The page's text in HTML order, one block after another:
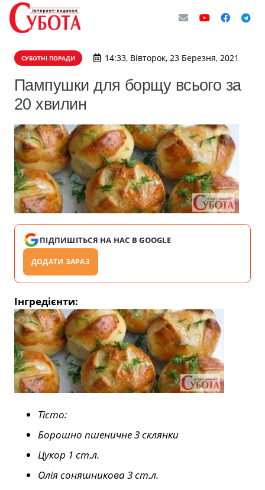
СУБОТНІ ПОРАДИ 14:33, Вівторок, 23 Березня, 2021
Пампушки для борщу всього за
20 хвилин
ПІДПИШІТЬСЯ НА НАС В GOOGLE
ДОДАТИ ЗАРАЗ
Інгредієнти:
Тісто:
Борошно пшеничне3склянки
Цукор 1 ст.л.
Олія соняшникова3ст.л.